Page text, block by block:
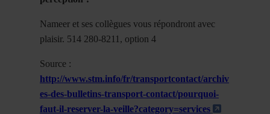
Nameer et ses collègues vous répondront avec
plaisir. 514 280-8211, option 4
Source :
http://www.stm.info/fr/transportcontact/archiv
es-des-bulletins-transport-contact/pourquoi-
faut-il-reserver-la-veille?category=services
- Cet